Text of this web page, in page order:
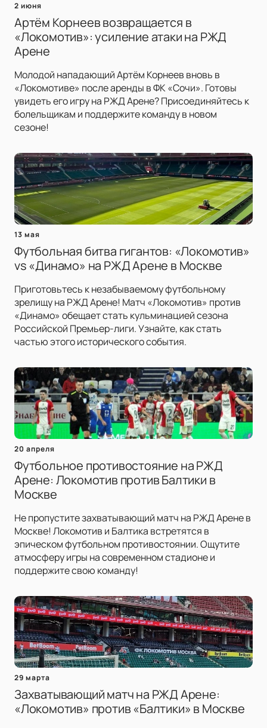
2 июня
Артём Корнеев возвращается в
«Локомотив»: усиление атаки на РЖД
Арене
Молодой нападающий Артём Корнеев вновь в
«Локомотиве» после аренды в ФК «Сочи». Готовы
увидеть его игру на РЖД Арене? Присоединяйтесь к
болельщикам и поддержите команду в новом
сезоне!
13 мая
Футбольная битва гигантов: «Локомотив»
vs «Динамо» на РЖД Арене в Москве
Приготовьтесь к незабываемому футбольному
зрелищу на РЖД Арене! Матч «Локомотив» против
«Динамо» обещает стать кульминацией сезона
Российской Премьер-лиги. Узнайте, как стать
частью этого исторического события.
20 апреля
Футбольное противостояние на РЖД
Арене: Локомотив против Балтики в
Москве
Не пропустите захватывающий матч на РЖД Арене в
Москве! Локомотив и Балтика встретятся в
эпическом футбольном противостоянии. Ощутите
атмосферу игры на современном стадионе и
поддержите свою команду!
29 марта
Захватывающий матч на РЖД Арене:
«Локомотив» против «Балтики» в Москве